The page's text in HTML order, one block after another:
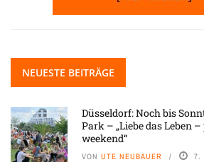
NEUESTE BEITRÄGE
Düsseldorf: Noch bis
Park – „Liebe das Leben
weekend“
VON UTE NEUBAUER 7.